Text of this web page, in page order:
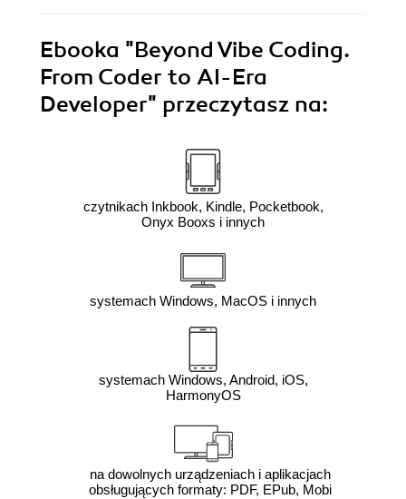
Ebooka "Beyond Vibe Coding.
From Coder to AI-Era
Developer" przeczytasz na:
czytnikach Inkbook, Kindle, Pocketbook,
Onyx Booxs i innych
systemach Windows, MacOS i innych
systemach Windows, Android, iOS,
HarmonyOS
na dowolnych urządzeniach i aplikacjach
obsługujących formaty: PDF, EPub, Mobi